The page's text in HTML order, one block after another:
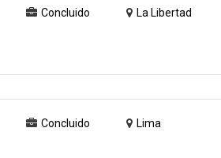
Concluido La Libertad
Concluido Lima